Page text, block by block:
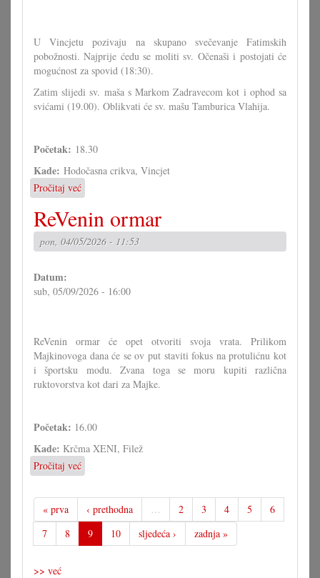
U Vincjetu pozivaju na skupano svečevanje Fatimskih
pobožnosti. Najprije ćedu se moliti sv. Očenaši i postojati će
mogućnost za spovid (18:30).
Zatim slijedi sv. maša s Markom Zadravecom kot i ophod sa
svićami (19.00). Oblikvati će sv. mašu Tamburica Vlahija.
Početak: 18.30
Kade: Hodočasna crikva, Vincjet
Pročitaj već
Fatimsko
svečevanje
u
Vincjetu
ReVenin ormar
pon, 04/05/2026 - 11:53
Datum:
sub, 05/09/2026 - 16:00
ReVenin ormar će opet otvoriti svoja vrata. Prilikom
Majkinovoga dana će se ov put staviti fokus na protulićnu kot
i športsku modu. Zvana toga se moru kupiti različna
ruktovorstva kot dari za Majke.
Početak: 16.00
Kade: Krčma XENI, Filež
Pročitaj već
ReVenin
ormar
« prva
‹ prethodna … 2 3 4 5
6
7
8 9 10 sljedeća › zadnja »
>> već